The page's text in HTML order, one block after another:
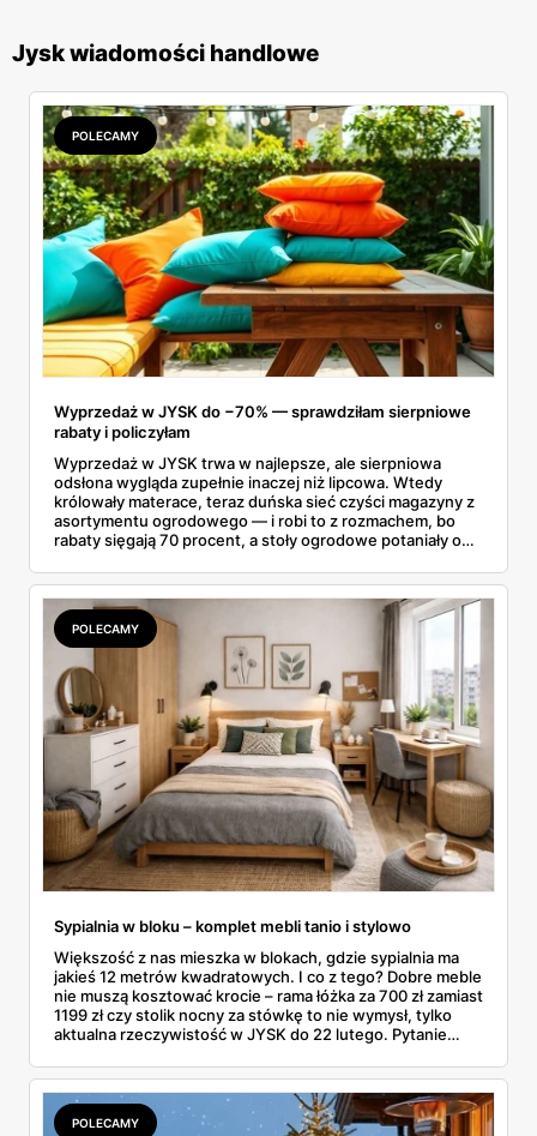
Jysk wiadomości handlowe
POLECAMY
Wyprzedaż w JYSK do −70% — sprawdziłam sierpniowe
rabaty i policzyłam
Wyprzedaż w JYSK trwa w najlepsze, ale sierpniowa
odsłona wygląda zupełnie inaczej niż lipcowa. Wtedy
królowały materace, teraz duńska sieć czyści magazyny z
asortymentu ogrodowego — i robi to z rozmachem, bo
rabaty sięgają 70 procent, a stoły ogrodowe potaniały o
wyprzedażową pozycja po pozycji i wybrałam rzeczy, przy
których przecena jest realna, a nie tylko marketingowa.
Kilka z nich kończy się szybciej, niż zapowiada kalendarz.
POLECAMY
Sypialnia w bloku – komplet mebli tanio i stylowo
Większość z nas mieszka w blokach, gdzie sypialnia ma
jakieś 12 metrów kwadratowych. I co z tego? Dobre meble
nie muszą kosztować krocie – rama łóżka za 700 zł zamiast
1199 zł czy stolik nocny za stówkę to nie wymysł, tylko
aktualna rzeczywistość w JYSK do 22 lutego. Pytanie
sklecony namiot? W blokowej sypialni liczy się każdy
centymetr, każda złotówka i każdy pomysł na sprytne
rozwiązanie.
POLECAMY